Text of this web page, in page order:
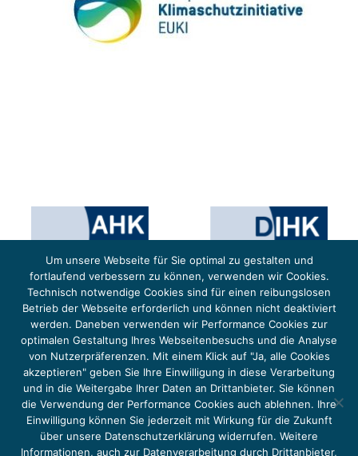
Das Projekt YOUNG ENERGY EUROPE wird gefördert durch die Europäische Klimaschutzinitiative (EUKI).
Die EUKI ist ein Förderinstrument des deutschen Bundesministeriums für Umwelt, Klimaschutz,
Naturschutz und nukleare Sicherheit (BMUKN). Übergeordnetes Ziel der EUKI ist eine Intensivierung des
grenzüberschreitenden Dialogs sowie des Wissens- und Erfahrungsaustauschs in der Europäischen Union,
um gemeinsam die Umsetzung des Paris Abkommens voranzutreiben.
Um unsere Webseite für Sie optimal zu gestalten und
fortlaufend verbessern zu können, verwenden wir Cookies.
Technisch notwendige Cookies sind für einen reibungslosen
Betrieb der Webseite erforderlich und können nicht deaktiviert
werden. Daneben verwenden wir Performance Cookies zur
optimalen Gestaltung Ihres Webseitenbesuchs und die Analyse
von Nutzerpräferenzen. Mit einem Klick auf "Ja, alle Cookies
akzeptieren" geben Sie Ihre Einwilligung in diese Verarbeitung
und in die Weitergabe Ihrer Daten an Drittanbieter. Sie können
die Verwendung der Performance Cookies auch ablehnen. Ihre
Einwilligung können Sie jederzeit mit Wirkung für die Zukunft
über unsere Datenschutzerklärung widerrufen. Weitere
Informationen, auch zur Datenverarbeitung durch Drittanbieter,